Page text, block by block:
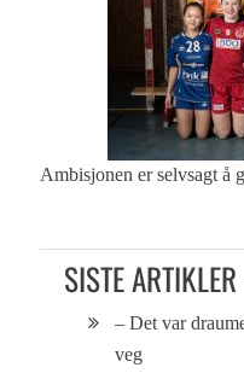
Ambisjonen er selvsagt å
SISTE ARTIKLER
– Det var
veg